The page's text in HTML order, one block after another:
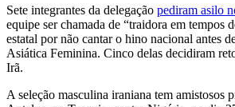
Sete integrantes da delegação pediram asilo
equipe ser chamada de “traidora em tempos
estatal por não cantar o hino nacional antes
Asiática Feminina. Cinco delas decidiram
Irã.
A seleção masculina iraniana tem amistosos